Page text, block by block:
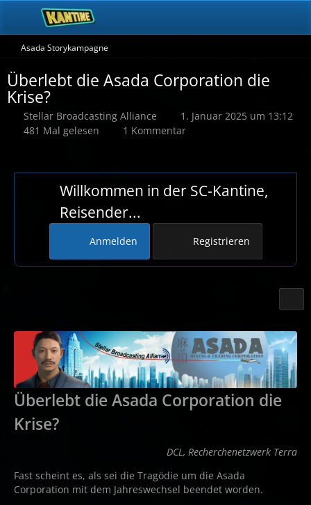
Asada Storykampagne
Überlebt die Asada Corporation die
Krise?
Stellar Broadcasting Alliance
1. Januar 2025 um 13:12
481 Mal gelesen
1 Kommentar
Willkommen in der SC-Kantine,
Reisender...
Anmelden Registrieren
Überlebt die Asada Corporation die
Krise?
DCL, Recherchenetzwerk Terra
Fast scheint es, als sei die Tragödie um die Asada
Corporation mit dem Jahreswechsel beendet worden.